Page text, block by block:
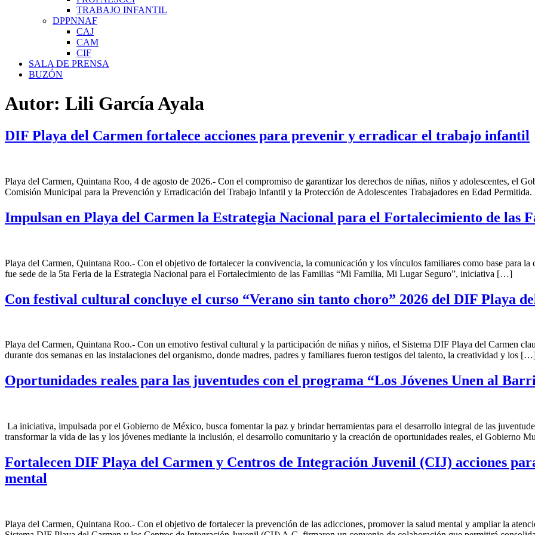
TRABAJO INFANTIL
DPPNNAF
CAJ
CAM
CIF
SALA DE PRENSA
BUZÓN
Autor: Lili García Ayala
DIF Playa del Carmen fortalece acciones para prevenir y erradicar el trabajo infantil
Playa del Carmen, Quintana Roo, 4 de agosto de 2026.- Con el compromiso de garantizar los derechos de niñas, niños y adolescentes, el
Comisión Municipal para la Prevención y Erradicación del Trabajo Infantil y la Protección de Adolescentes Trabajadores en Edad
Impulsan en Playa del Carmen la Estrategia Nacional para el Fortalecimiento de las
Playa del Carmen, Quintana Roo.- Con el objetivo de fortalecer la convivencia, la comunicación y los vínculos familiares como base para la
fue sede de la 5ta Feria de la Estrategia Nacional para el Fortalecimiento de las Familias “Mi Familia, Mi Lugar Seguro”, iniciativa […]
Con festival cultural concluye el curso “Verano sin tanto choro” 2026 del DIF Playa
Playa del Carmen, Quintana Roo.- Con un emotivo festival cultural y la participación de niñas y niños, el Sistema DIF Playa del Carmen
durante dos semanas en las instalaciones del organismo, donde madres, padres y familiares fueron testigos del talento, la creatividad y los
Oportunidades reales para las juventudes con el programa “Los Jóvenes Unen al
La iniciativa, impulsada por el Gobierno de México, busca fomentar la paz y brindar herramientas para el desarrollo integral de las
transformar la vida de las y los jóvenes mediante la inclusión, el desarrollo comunitario y la creación de oportunidades reales, el Gobierno
Fortalecen DIF Playa del Carmen y Centros de Integración Juvenil (CIJ) acciones
mental
Playa del Carmen, Quintana Roo.- Con el objetivo de fortalecer la prevención de las adicciones, promover la salud mental y ampliar la